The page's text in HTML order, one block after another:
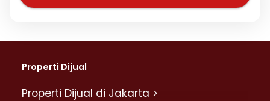
Properti Dijual
Properti Dijual di Jakarta >